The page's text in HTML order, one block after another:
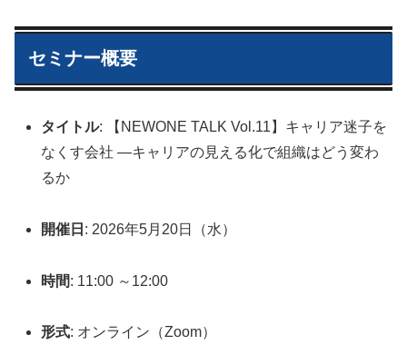
セミナー概要
タイトル: 【NEWONE TALK Vol.11】キャリア迷子を
なくす会社 ―キャリアの見える化で組織はどう変わ
るか
開催日 : 2026年5月20日（水）
時間: 11:00 ～12:00
形式: オンライン（Zoom）